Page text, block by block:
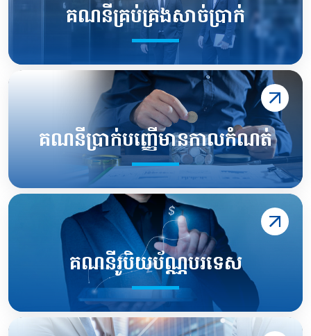
គណនីគ្រប់គ្រងសាច់ប្រាក់
គណនីប្រាក់បញ្ញើមានកាលកំណត់
គណនីរូបិយប័ណ្ណបរទេស